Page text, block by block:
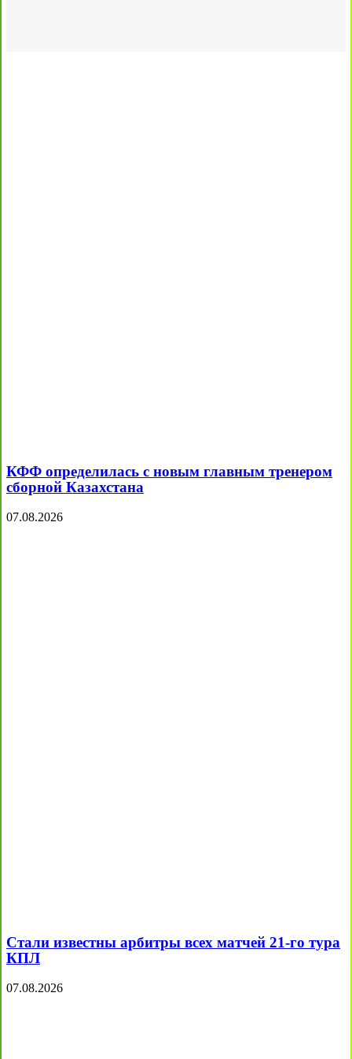
КФФ определилась с новым главным тренером
сборной Казахстана
07.08.2026
Стали известны арбитры всех матчей 21-го тура
КПЛ
07.08.2026